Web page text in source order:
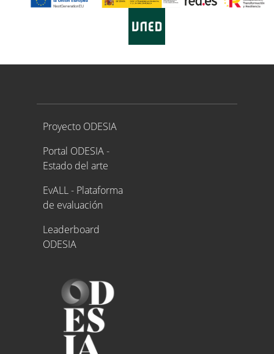
Proyecto ODESIA
Proyecto ODESIA
Portal ODESIA -
Estado del arte
EvALL - Plataforma
de evaluación
Leaderboard
ODESIA